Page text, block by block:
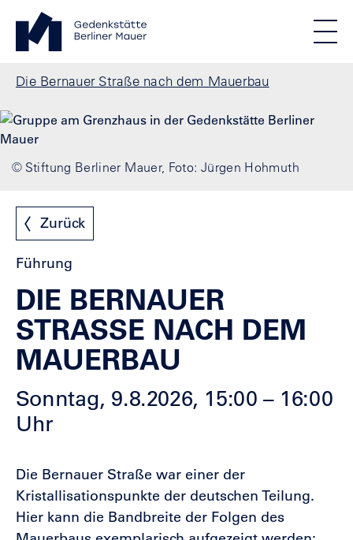
Direkt zum Inhalt
Standortmenu
Show locations
STIFTUNG BERLINER MAUER
Alle Standorte
Gedenkstätte Berliner Mauer Startseite
Pfadnavigation
Die Bernauer Straße nach dem Mauerbau
© Stiftung Berliner Mauer, Foto: Jürgen Hohmuth
Zurück
Führung
DIE BERNAUER
STRASSE NACH DEM M
AUERBAU
Sonntag, 9.8.2026, 15:00 – 16:00
Uhr
Die Bernauer Straße war einer der
Kristallisationspunkte der deutschen Teilung.
Hier kann die Bandbreite der Folgen des